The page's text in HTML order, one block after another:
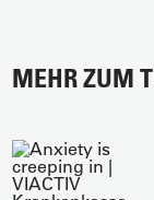
MEHR ZUM